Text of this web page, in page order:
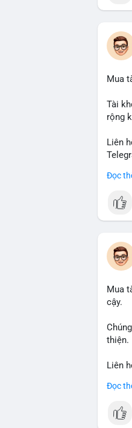
Mua
Tài
rộng
Liên
Đọc
Mua
cậy.
thiện.
Liên
Đọc